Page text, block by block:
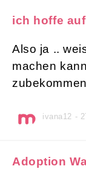
ich hoffe
Also ja ..
machen
ivana12 -
Adoption